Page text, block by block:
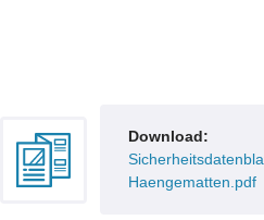
Download:
Haengematten.pdf